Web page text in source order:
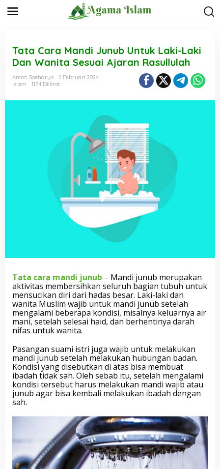
Tata Cara Mandi Junub Untuk Laki-Laki
Dan Wanita Sesuai Ajaran Rasullulah
Anton Soeharyo
2 Februari 2024
Islam
1174 Dilihat
Tata cara mandi junub – Mandi junub merupakan
aktivitas membersihkan seluruh bagian tubuh untuk
mensucikan diri dari hadas besar. Laki-laki dan
wanita Muslim wajib untuk mandi junub setelah
mengalami beberapa kondisi, misalnya keluarnya air
mani, setelah selesai haid, dan berhentinya darah
nifas untuk wanita.
Pasangan suami istri juga wajib untuk melakukan
mandi junub setelah melakukan hubungan badan.
Kondisi yang disebutkan di atas bisa membuat
ibadah tidak sah. Oleh sebab itu, setelah mengalami
kondisi tersebut harus melakukan mandi wajib atau
junub agar bisa kembali melakukan ibadah dengan
sah.